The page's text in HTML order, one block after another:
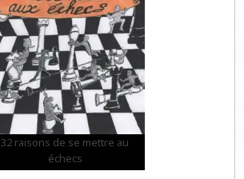
32 raisons de se mettre au
échecs